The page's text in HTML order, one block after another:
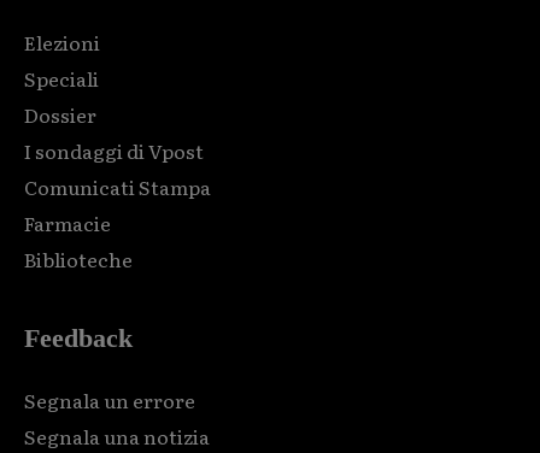
Elezioni
Speciali
Dossier
I sondaggi di Vpost
Comunicati Stampa
Farmacie
Biblioteche
Feedback
Segnala un errore
Segnala una notizia